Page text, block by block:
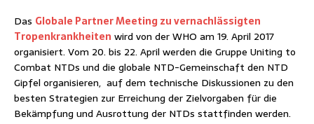
Das Globale Partner Meeting zu vernachlässigten
Tropenkrankheiten wird von der WHO am 19. April 2017
organisiert. Vom 20. bis 22. April werden die Gruppe Uniting to
Combat NTDs und die globale NTD-Gemeinschaft den NTD
Gipfel organisieren, auf dem technische Diskussionen zu den
besten Strategien zur Erreichung der Zielvorgaben für die
Bekämpfung und Ausrottung der NTDs stattfinden werden.